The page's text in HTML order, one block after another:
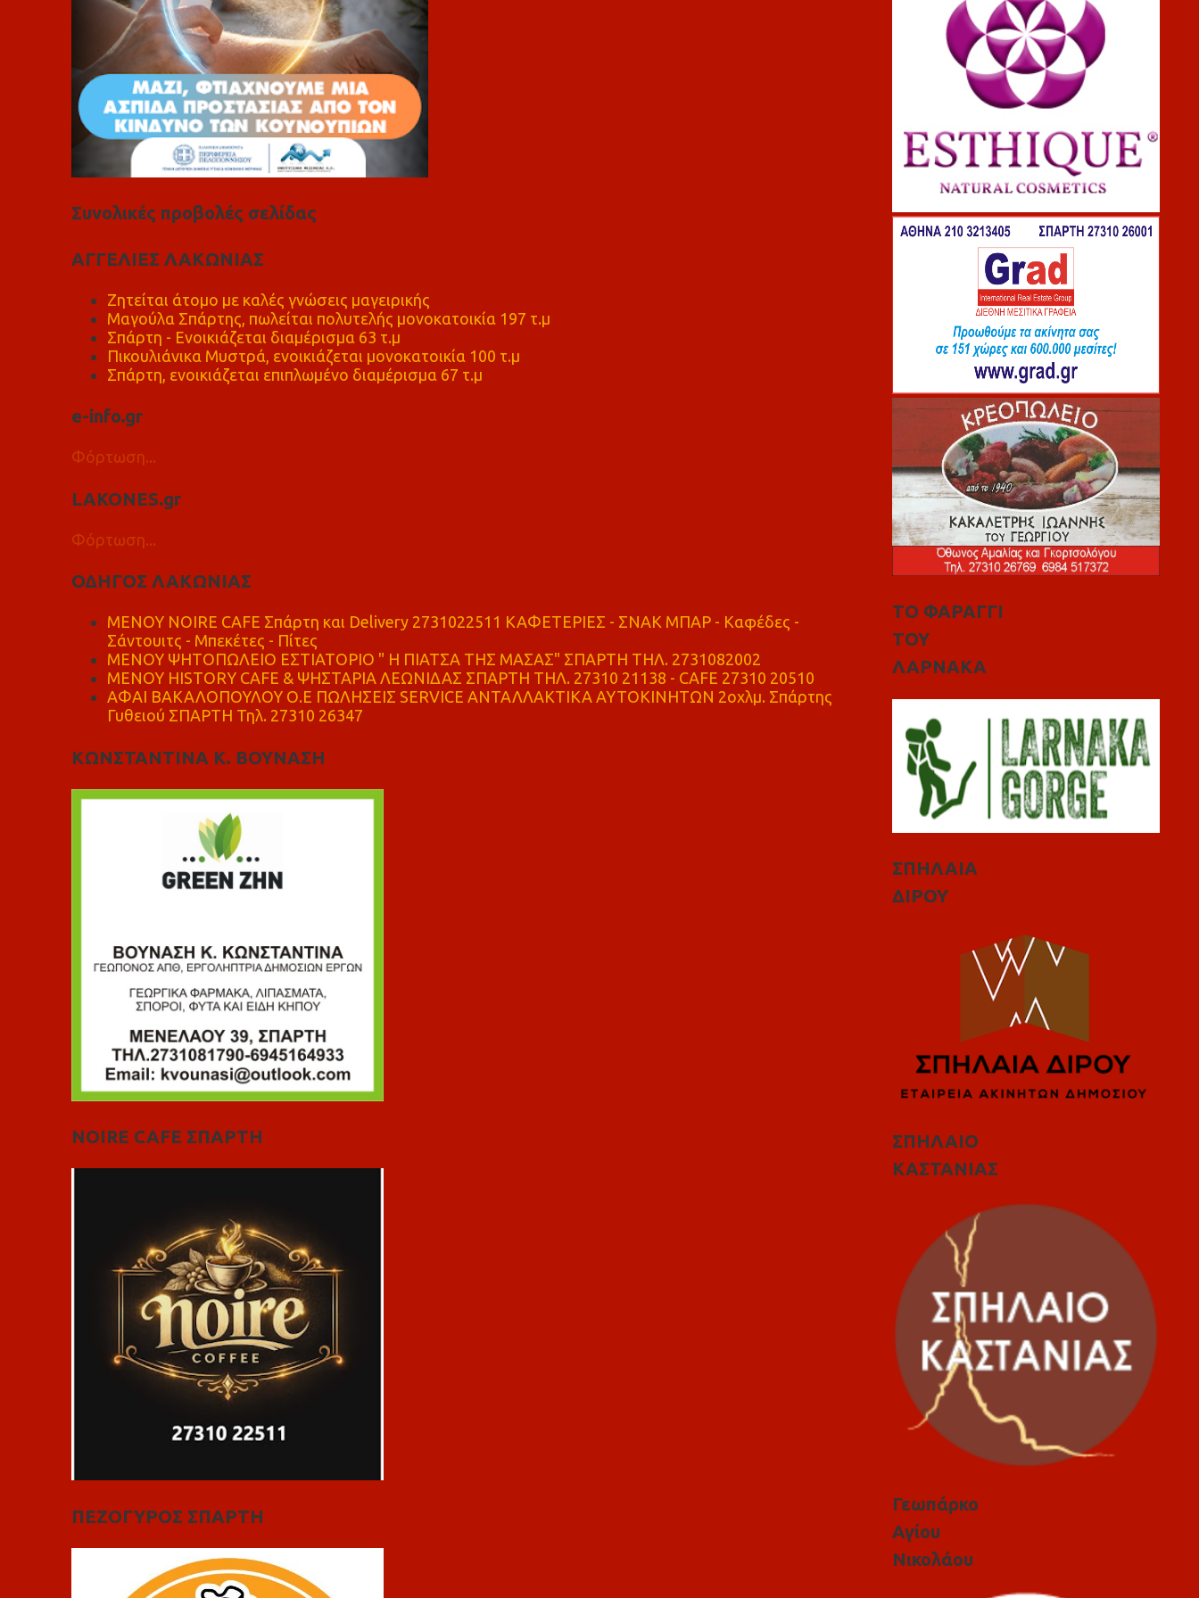
Συνολικές προβολές σελίδας
ΑΓΓΕΛΙΕΣ ΛΑΚΩΝΙΑΣ
Ζητείται άτομο με καλές γνώσεις μαγειρικής
Μαγούλα Σπάρτης, πωλείται πολυτελής μονοκατοικία 197 τ.μ
Σπάρτη - Ενοικιάζεται διαμέρισμα 63 τ.μ
Πικουλιάνικα Μυστρά, ενοικιάζεται μονοκατοικία 100 τ.μ
Σπάρτη, ενοικιάζεται επιπλωμένο διαμέρισμα 67 τ.μ
e-info.gr
Φόρτωση...
LAKONES.gr
Φόρτωση...
ΟΔΗΓΟΣ ΛΑΚΩΝΙΑΣ
MENOY NOIRE CAFE Σπάρτη και Delivery 2731022511 ΚΑΦΕΤΕΡΙΕΣ - ΣΝΑΚ ΜΠΑΡ - Καφέδες -
Σάντουιτς - Μπεκέτες - Πίτες
ΜΕΝΟΥ ΨΗΤΟΠΩΛΕΙΟ ΕΣΤΙΑΤΟΡΙΟ " Η ΠΙΑΤΣΑ ΤΗΣ ΜΑΣΑΣ" ΣΠΑΡΤΗ ΤΗΛ. 2731082002
ΜΕΝΟΥ HISTORY CAFE & ΨΗΣΤΑΡΙΑ ΛΕΩΝΙΔΑΣ ΣΠΑΡΤΗ ΤΗΛ. 27310 21138 - CAFE 27310 20510
ΑΦΑΙ ΒΑΚΑΛΟΠΟΥΛΟΥ Ο.Ε ΠΩΛΗΣΕΙΣ SERVICE ΑΝΤΑΛΛΑΚΤΙΚΑ ΑΥΤΟΚΙΝΗΤΩΝ 2οχλμ. Σπάρτης
Γυθειού ΣΠΑΡΤΗ Τηλ. 27310 26347
ΚΩΝΣΤΑΝΤΙΝΑ Κ. ΒΟΥΝΑΣΗ
NOIRE CAFE ΣΠΑΡΤΗ
ΠΕΖΟΓΥΡΟΣ ΣΠΑΡΤΗ
ΤΟ ΦΑΡΑΓΓΙ
ΤΟΥ
ΛΑΡΝΑΚΑ
ΣΠΗΛΑΙΑ
ΔΙΡΟΥ
ΣΠΗΛΑΙΟ
ΚΑΣΤΑΝΙΑΣ
Γεωπάρκο
Αγίου
Νικολάου